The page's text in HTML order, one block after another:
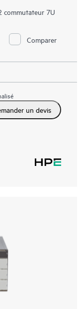
commutateur 7U
Comparer
un devis